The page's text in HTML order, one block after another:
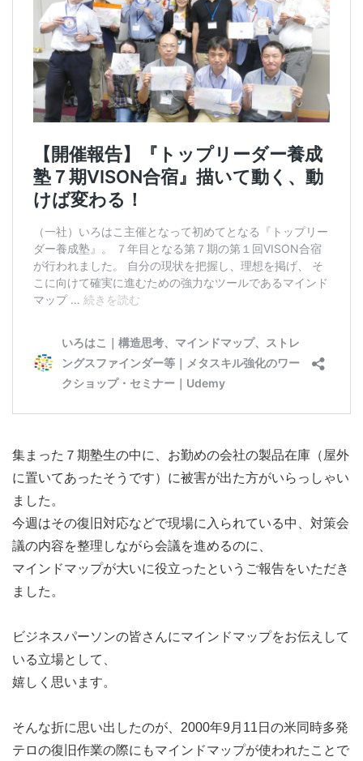
集まった７期塾生の中に、お勤めの会社の製品在庫（屋外
に置いてあったそうです）に被害が出た方がいらっしゃい
ました。
今週はその復旧対応などで現場に入られている中、対策会
議の内容を整理しながら会議を進めるのに、
マインドマップが大いに役立ったというご報告をいただき
ました。
ビジネスパーソンの皆さんにマインドマップをお伝えして
いる立場として、
嬉しく思います。
そんな折に思い出したのが、2000年9月11日の米同時多発
テロの復旧作業の際にもマインドマップが使われたことで